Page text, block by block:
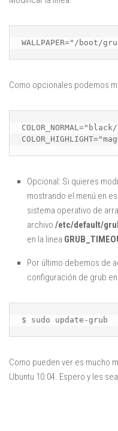
WALLPAPER="/boot/
Como opcionales podemos
Opcional: Si quieres
mostrando el menú en
sistema operativo de
archivo /etc/default/
en la linea
Por último debemos de
configuración de grub
$ sudo update-grub
Como pueden ver es mucho
Ubuntu 10.04. Espero y les